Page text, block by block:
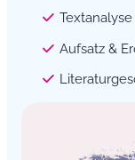
Aufsatz &